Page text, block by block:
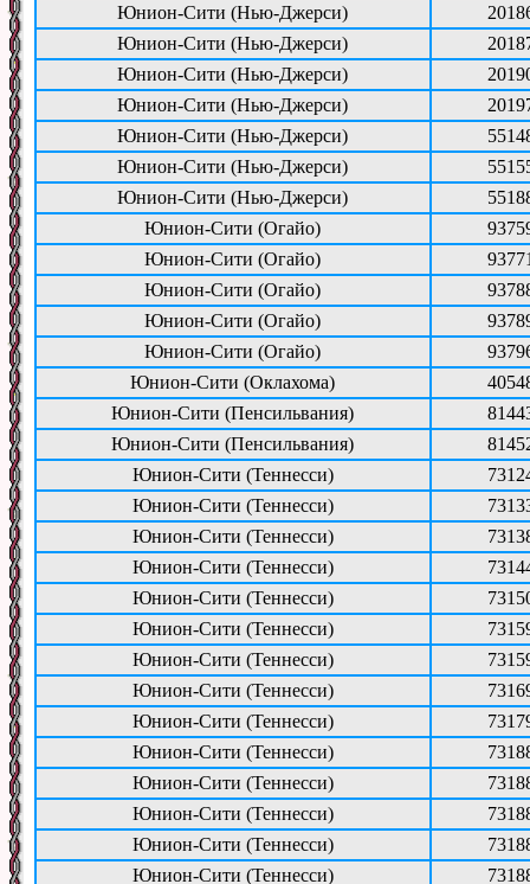
Юнион-Сити (Нью-Джерси)
Юнион-Сити (Нью-Джерси)
Юнион-Сити (Нью-Джерси)
Юнион-Сити (Нью-Джерси)
Юнион-Сити (Нью-Джерси)
Юнион-Сити (Нью-Джерси)
Юнион-Сити (Нью-Джерси)
Юнион-Сити (Огайо)
Юнион-Сити (Огайо)
Юнион-Сити (Огайо)
Юнион-Сити (Огайо)
Юнион-Сити (Огайо)
Юнион-Сити (Оклахома)
Юнион-Сити (Пенсильвания)
Юнион-Сити (Пенсильвания)
Юнион-Сити (Теннесси)
Юнион-Сити (Теннесси)
Юнион-Сити (Теннесси)
Юнион-Сити (Теннесси)
Юнион-Сити (Теннесси)
Юнион-Сити (Теннесси)
Юнион-Сити (Теннесси)
Юнион-Сити (Теннесси)
Юнион-Сити (Теннесси)
Юнион-Сити (Теннесси)
Юнион-Сити (Теннесси)
Юнион-Сити (Теннесси)
Юнион-Сити (Теннесси)
Юнион-Сити (Теннесси)